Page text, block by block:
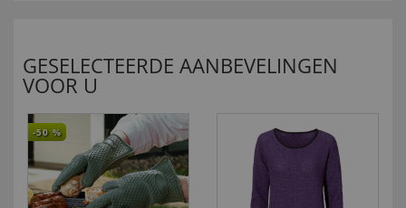
GESELECTEERDE AANBEVELINGEN
VOOR U
-50 %